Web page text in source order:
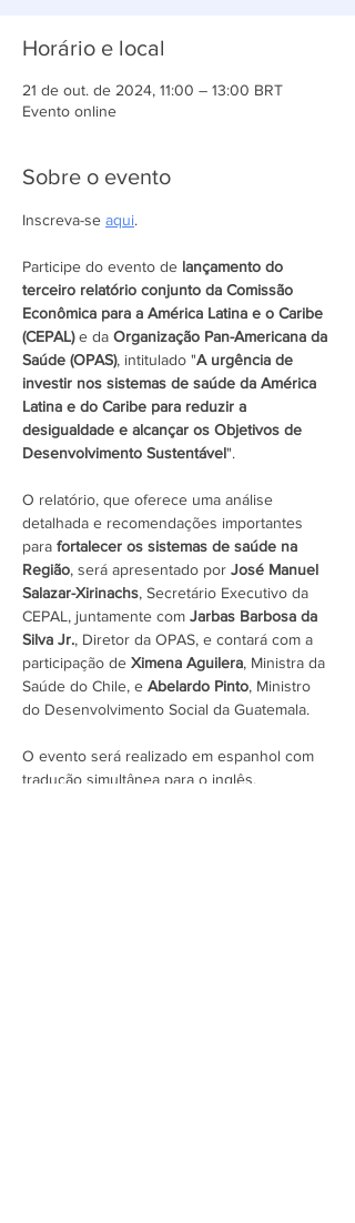
Horário e local
21 de out. de 2024, 11:00 – 13:00 BRT
Evento online
Sobre o evento
Inscreva-se aqui.
Participe do evento de lançamento do
terceiro relatório conjunto da Comissão
Econômica para a América Latina e o Caribe
(CEPAL) e da Organização Pan-Americana da
Saúde (OPAS), intitulado "A urgência de
investir nos sistemas de saúde da América
Latina e do Caribe para reduzir a
desigualdade e alcançar os Objetivos de
Desenvolvimento Sustentável".
O relatório, que oferece uma análise
detalhada e recomendações importantes
para fortalecer os sistemas de saúde na
Região, será apresentado por José Manuel
Salazar-Xirinachs, Secretário Executivo da
CEPAL, juntamente com Jarbas Barbosa da
Silva Jr., Diretor da OPAS, e contará com a
participação de Ximena Aguilera, Ministra da
Saúde do Chile, e Abelardo Pinto, Ministro
do Desenvolvimento Social da Guatemala.
O evento será realizado em espanhol com
tradução simultânea para o inglês.